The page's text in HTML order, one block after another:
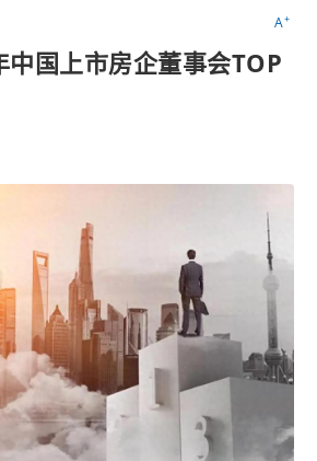
A+
国上市房企董事会TOP